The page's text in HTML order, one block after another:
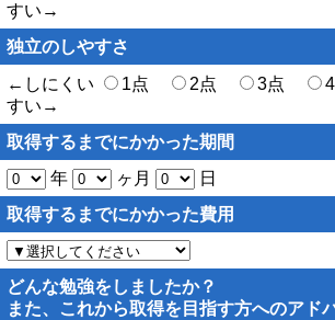
すい→
独立のしやすさ
←しにくい
1点 2点 3点
すい→
取得するまでにかかった期間
年
ヶ月
日
取得するまでにかかった費用
どんな勉強をしましたか？
また、これから取得を目指す方へのアド